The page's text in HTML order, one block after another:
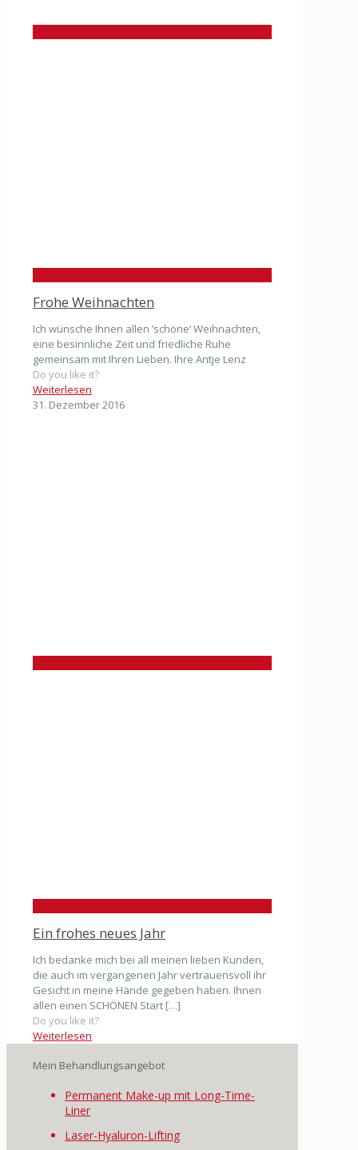
Frohe Weihnachten
Ich wünsche Ihnen allen ’schöne‘ Weihnachten,
eine besinnliche Zeit und friedliche Ruhe
gemeinsam mit Ihren Lieben. Ihre Antje Lenz
Do you like it?
Weiterlesen
31. Dezember 2016
Ein frohes neues Jahr
Ich bedanke mich bei all meinen lieben Kunden,
die auch im vergangenen Jahr vertrauensvoll ihr
Gesicht in meine Hände gegeben haben. Ihnen
allen einen SCHÖNEN Start […]
Do you like it?
Weiterlesen
Mein Behandlungsangebot
Permanent Make-up mit Long-Time-
Liner
Laser-Hyaluron-Lifting